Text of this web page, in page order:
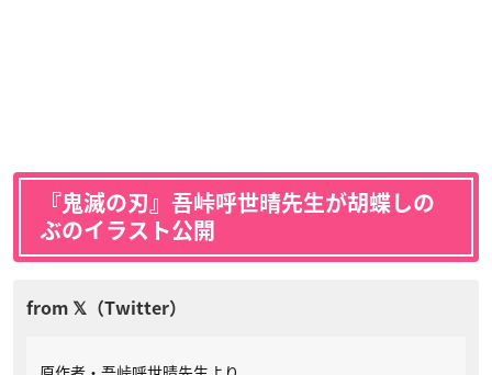
『鬼滅の刃』吾峠呼世晴先生が胡蝶しの
ぶのイラスト公開